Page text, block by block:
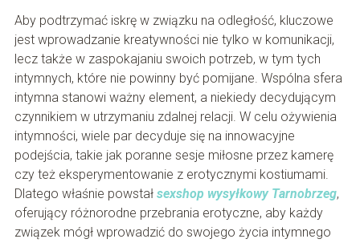
Aby podtrzymać iskrę w związku na odległość, kluczowe
jest wprowadzanie kreatywności nie tylko w komunikacji,
lecz także w zaspokajaniu swoich potrzeb, w tym tych
intymnych, które nie powinny być pomijane. Wspólna sfera
intymna stanowi ważny element, a niekiedy decydującym
czynnikiem w utrzymaniu zdalnej relacji. W celu ożywienia
intymności, wiele par decyduje się na innowacyjne
podejścia, takie jak poranne sesje miłosne przez kamerę
czy też eksperymentowanie z erotycznymi kostiumami.
Dlatego właśnie powstał sexshop wysyłkowy Tarnobrzeg,
oferujący różnorodne przebrania erotyczne, aby każdy
związek mógł wprowadzić do swojego życia intymnego